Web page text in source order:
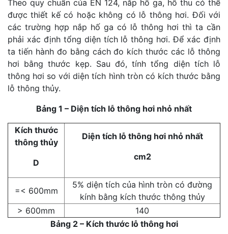
Theo quy chuẩn của EN 124, nắp hố ga, hố thu có thể
được thiết kế có hoặc không có lỗ thông hơi. Đối với
các trường hợp nắp hố ga có lỗ thông hơi thì ta cần
phải xác định tổng diện tích lỗ thông hơi. Để xác định
ta tiến hành đo bằng cách đo kích thước các lỗ thông
hơi bằng thước kẹp. Sau đó, tính tổng diện tích lỗ
thông hơi so với diện tích hình tròn có kích thước bằng
lỗ thông thủy.
Bảng 1 – Diện tích lỗ thông hơi nhỏ nhất
Kích thước
thông thủy
D
Diện tích lỗ thông hơi nhỏ nhất
cm2
=< 600mm
5% diện tích của hình tròn có đường
kính bằng kích thước thông thủy
> 600mm
140
Bảng 2 – Kích thước lỗ thông hơi